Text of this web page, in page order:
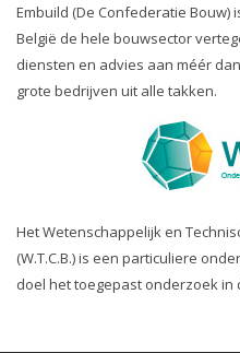
Embuild (De Confederatie
België de hele bouwsector
diensten en advies aan méér
grote bedrijven uit alle takken.
Het Wetenschappelijk en
(W.T.C.B.) is een particuliere
doel het toegepast onderzoek